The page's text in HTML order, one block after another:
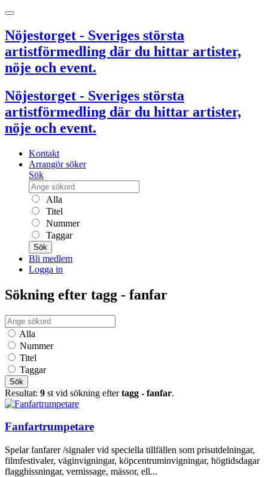
Nöjestorget - Sveriges största
artistförmedling där du hittar artister,
nöje och event.
Nöjestorget - Sveriges största
artistförmedling där du hittar artister,
nöje och event.
Kontakt
Arrangör söker
Sök
Alla
Titel
Nummer
Taggar
Sök
Bli medlem
Logga in
Sökning efter tagg - fanfar
Alla
Nummer
Titel
Taggar
Sök
Resultat: 9 st vid sökning eftertagg - fanfar.
Fanfartrumpetare
Spelar fanfarer /signaler vid speciella tillfällen som prisutdelningar,
filmfestivaler, väginvigningar, köpcentruminvigningar, högtidsdagar
flagghissningar, vernissage, mässor, ell...